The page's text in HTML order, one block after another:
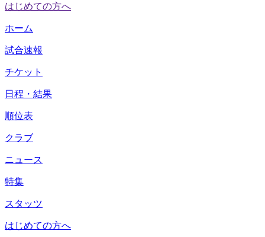
はじめての方へ
ホーム
試合速報
チケット
日程・結果
順位表
クラブ
ニュース
特集
スタッツ
はじめての方へ